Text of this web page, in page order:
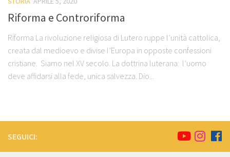
Riforma e Controriforma
Riforma La rivoluzione religiosa di Lutero ruppe l’unità cattolica,
creata dal medioevo e divise l’Europa in opposte confessioni
cristiane. Siamo nel XV secolo. La dottrina luterana: l’uomo
deve affidarsi alla fede, unica salvezza. Dio...
SEGUICI: